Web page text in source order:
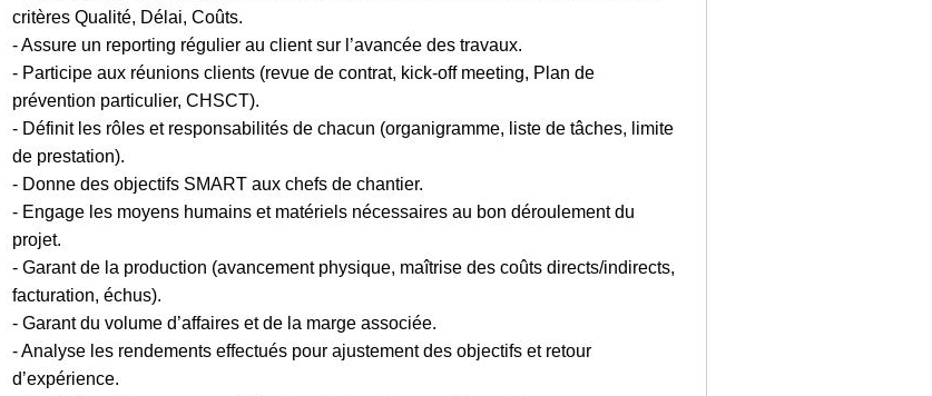
critères Qualité, Délai, Coûts.
- Assure un reporting régulier au client sur l’avancée des travaux.
- Participe aux réunions clients (revue de contrat, kick-off meeting, Plan de
prévention particulier, CHSCT).
- Définit les rôles et responsabilités de chacun (organigramme, liste de tâches, limite
de prestation).
- Donne des objectifs SMART aux chefs de chantier.
- Engage les moyens humains et matériels nécessaires au bon déroulement du
projet.
- Garant de la production (avancement physique, maîtrise des coûts directs/indirects,
facturation, échus).
- Garant du volume d’affaires et de la marge associée.
- Analyse les rendements effectués pour ajustement des objectifs et retour
d’expérience.